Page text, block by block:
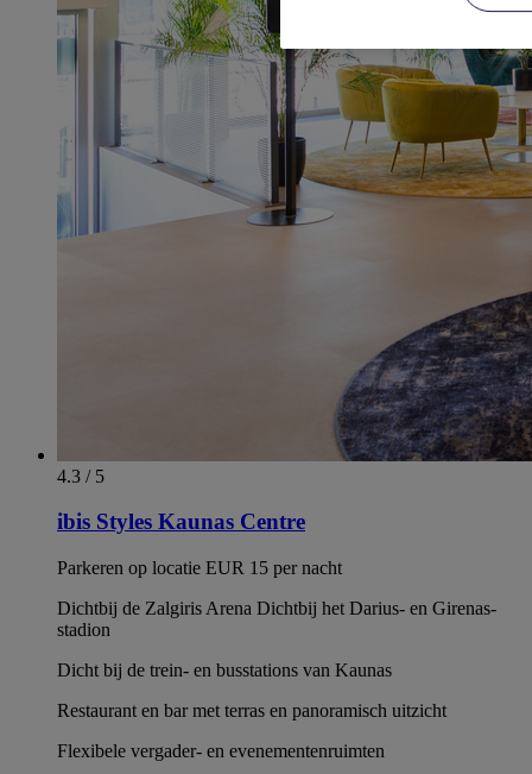
4.3 / 5
ibis Styles Kaunas Centre
Parkeren op locatie EUR 15 per nacht
Dichtbij de Zalgiris Arena Dichtbij het Darius- en Girenas-
stadion
Dicht bij de trein- en busstations van Kaunas
Restaurant en bar met terras en panoramisch uitzicht
Flexibele vergader- en evenementenruimten